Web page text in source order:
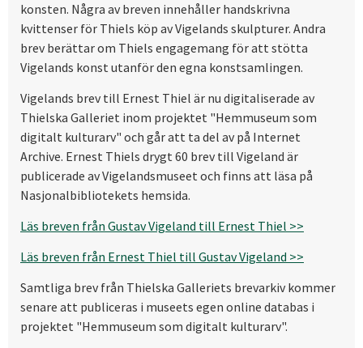
konsten. Några av breven innehåller handskrivna
kvittenser för Thiels köp av Vigelands skulpturer. Andra
brev berättar om Thiels engagemang för att stötta
Vigelands konst utanför den egna konstsamlingen.
Vigelands brev till Ernest Thiel är nu digitaliserade av
Thielska Galleriet inom projektet "Hemmuseum som
digitalt kulturarv" och går att ta del av på Internet
Archive. Ernest Thiels drygt 60 brev till Vigeland är
publicerade av Vigelandsmuseet och finns att läsa på
Nasjonalbibliotekets hemsida.
Läs breven från Gustav Vigeland till Ernest Thiel >>
Läs breven från Ernest Thiel till Gustav Vigeland >>
Samtliga brev från Thielska Galleriets brevarkiv kommer
senare att publiceras i museets egen online databas i
projektet "Hemmuseum som digitalt kulturarv".